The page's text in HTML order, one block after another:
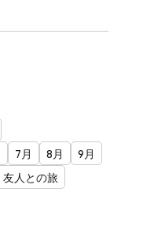
7月 8月
9月
友人との旅